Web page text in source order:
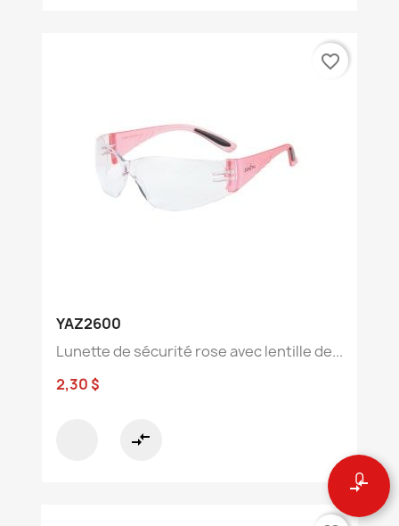
0
compare_arrows
YAZ2600
Lunette de sécurité rose avec lentille de...
2,30 $
compare_arrows
favorite_border